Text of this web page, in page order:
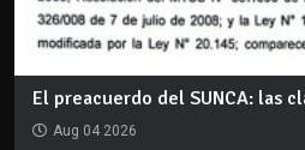
El preacuerdo del SUNCA: las
Aug 04 2026